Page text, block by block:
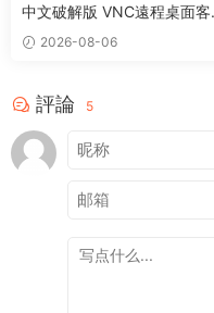
中文破解版 VNC遠程桌面客
端應用程序
2026-08-06
評論 5